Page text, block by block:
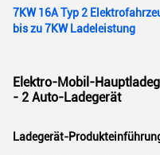
7KW 16A Typ 2
bis zu 7KW Ladeleistung
Elektro-Mobil-
- 2 Auto-Ladegerät
Ladegerät-